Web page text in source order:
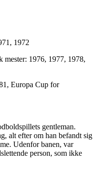
1972
mester: 1976, 1977, 1978,
Europa Cup for
gentleman.
alt efter om han befandt sig
Udenfor banen, var
person, som ikke